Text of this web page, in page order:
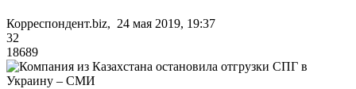
Корреспондент.biz, 24 мая 2019, 19:37
32
18689